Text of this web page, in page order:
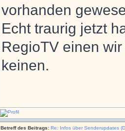
vorhanden
Echt traurig jetzt
RegioTV einen
keinen.
Betreff des Beitrags: Re: Infos über Senderupdates